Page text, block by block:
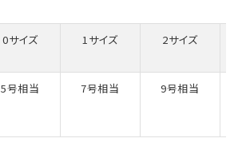
0サイズ 1サイズ 2サイズ
5号相当 7号相当 9号相当